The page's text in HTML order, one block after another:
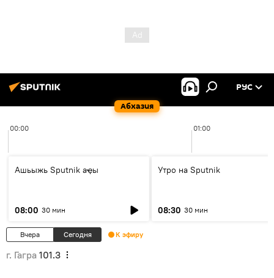
Абхазия
РУС
00:00 01:00
Ашьыжь Sputnik аҿы
08:00 30 мин
Утро на Sputnik
08:30 30 мин
Вчера Сегодня К эфиру
г. Гагра 101.3